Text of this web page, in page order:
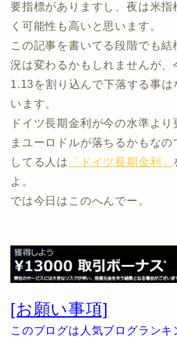
要指標がありますし、夜は米
く可能性も高いと思います。
この記事を書いてる段階でも
況は変わるかもしれませんが
1.13を割り込んで下落する事は
います。
ドイツ長期金利が今の水準よ
まユーロドルが落ちるかもな
してる人は
「ドイツ長期金利」
よ。
では今日はこのへんでー。
[お願い事項]
このブログは人気ブログラン